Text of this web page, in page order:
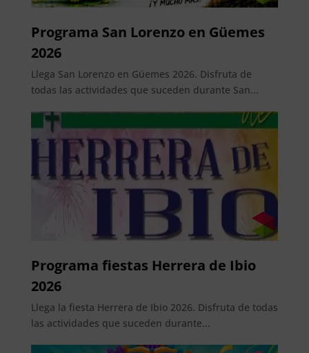
Programa San Lorenzo en Güemes
2026
Llega San Lorenzo en Güemes 2026. Disfruta de
todas las actividades que suceden durante San...
Programa fiestas Herrera de Ibio
2026
Llega la fiesta Herrera de Ibio 2026. Disfruta de todas
las actividades que suceden durante...